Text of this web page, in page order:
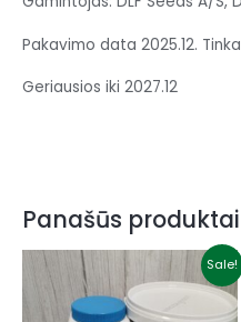
Pakavimo data 2025.12.
Geriausios iki 2027.12
Panašūs produktai
Sale!
Original
price
was:
€22,00.
Current
is:
€20,30.